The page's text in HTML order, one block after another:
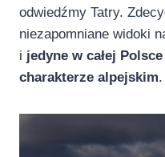
odwiedźmy Tatry.
niezapomniane widoki
i jedyne w całej
charakterze alpejskim.